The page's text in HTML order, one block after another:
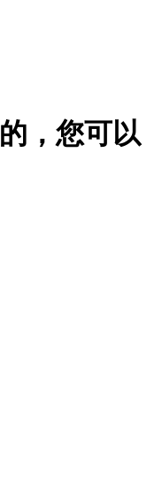
，您可以